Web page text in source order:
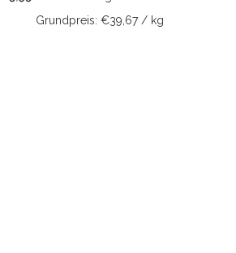
Grundpreis: €39,67 / kg